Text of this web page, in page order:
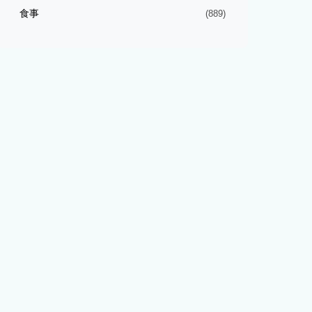
食事 (889)